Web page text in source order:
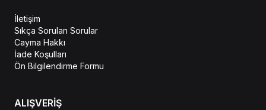
İletişim
Sıkça Sorulan Sorular
Cayma Hakkı
İade Koşulları
Ön Bilgilendirme Formu
ALIŞVERİŞ